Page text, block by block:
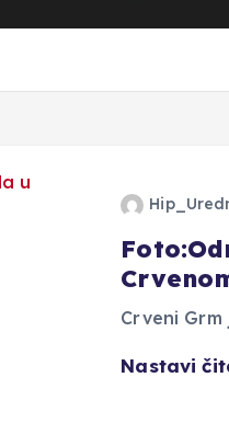
Crveni
Nastavi